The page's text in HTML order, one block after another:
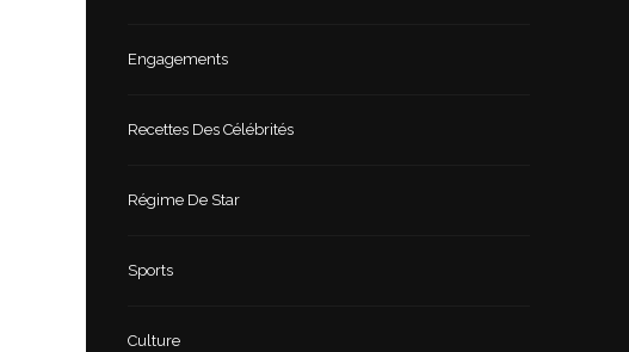
Engagements
Recettes Des Célébrités
Régime De Star
Sports
Culture